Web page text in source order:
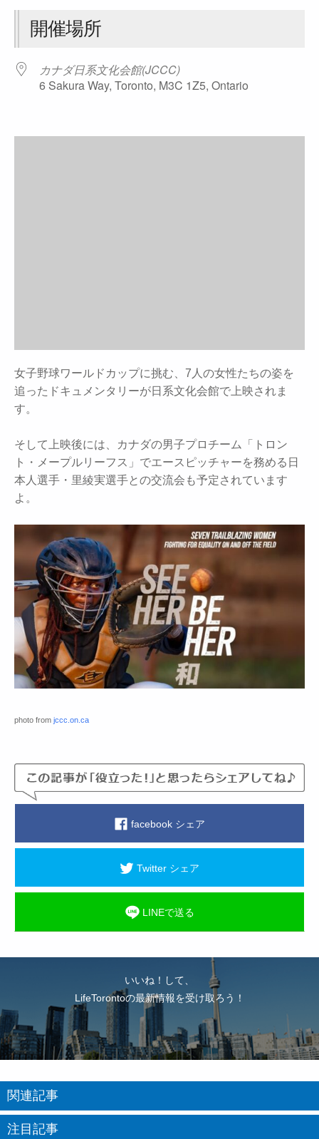
開催場所
カナダ日系文化会館(JCCC)
6 Sakura Way, Toronto, M3C 1Z5, Ontario
女子野球ワールドカップに挑む、7人の女性たちの姿を
追ったドキュメンタリーが日系文化会館で上映されま
す。
そして上映後には、カナダの男子プロチーム「トロン
ト・メープルリーフス」でエースピッチャーを務める日
本人選手・里綾実選手との交流会も予定されています
よ。
photo from jccc.on.ca
facebook シェア
Twitter シェア
LINEで送る
いいね！して、
LifeTorontoの最新情報を受け取ろう！
関連記事
注目記事